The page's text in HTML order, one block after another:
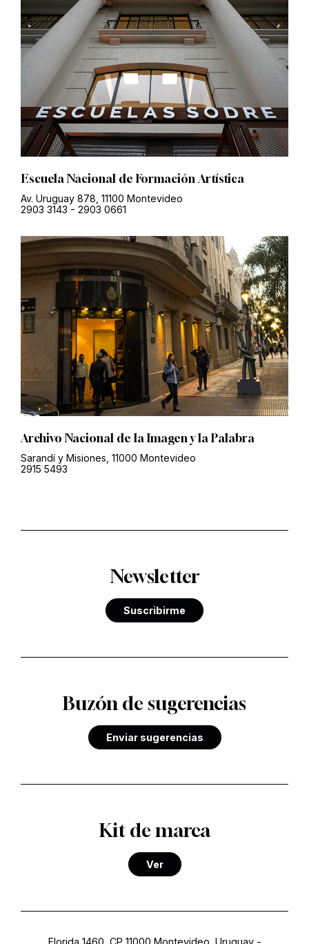
Escuela Nacional de Formación Artística
Av. Uruguay 878, 11100 Montevideo
2903 3143 - 2903 0661
Archivo Nacional de la Imagen y la Palabra
Sarandí y Misiones, 11000 Montevideo
2915 5493
Newsletter
Suscribirme
Buzón de sugerencias
Enviar sugerencias
Kit de marca
Ver
Florida 1460, CP 11000 Montevideo, Uruguay-